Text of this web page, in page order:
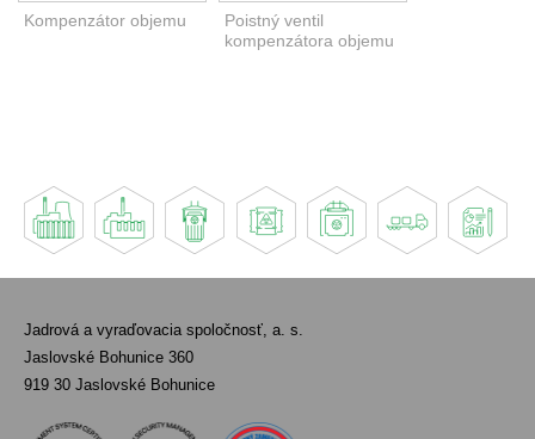
Kompenzátor objemu
Poistný ventil
kompenzátora objemu
Jadrová a vyraďovacia spoločnosť, a. s.
Jaslovské Bohunice 360
919 30 Jaslovské Bohunice